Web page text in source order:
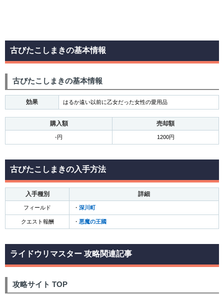
古びたこしまきの基本情報
古びたこしまきの基本情報
効果 はるか遠い以前に乙女だった女性の愛用品
購入額 売却額
-円 1200円
古びたこしまきの入手方法
入手種別 詳細
フィールド ・ 深川町
クエスト報酬 ・ 悪魔の王國
ライドウリマスター 攻略関連記事
攻略サイト TOP